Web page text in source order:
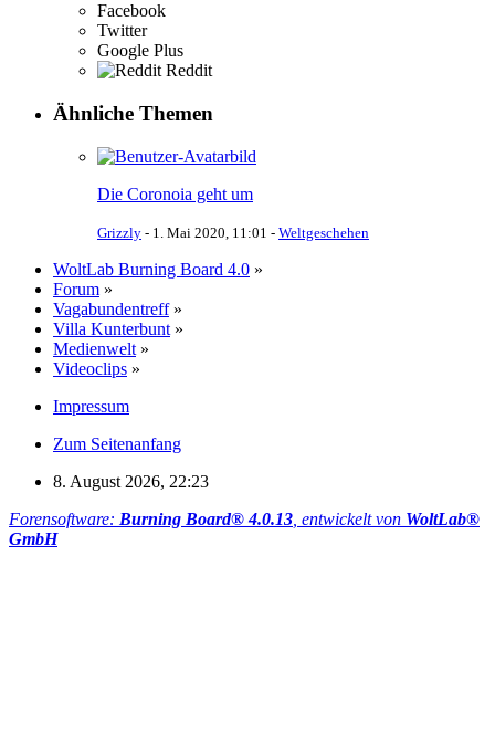
Facebook
Twitter
Google Plus
Reddit
Ähnliche Themen
Die Coronoia geht um
Grizzly - 1. Mai 2020, 11:01 - Weltgeschehen
WoltLab Burning Board 4.0 »
Forum »
Vagabundentreff »
Villa Kunterbunt »
Medienwelt »
Videoclips »
Impressum
Zum Seitenanfang
8. August 2026, 22:23
Forensoftware: Burning Board® 4.0.13 , entwickelt von WoltLab®
GmbH